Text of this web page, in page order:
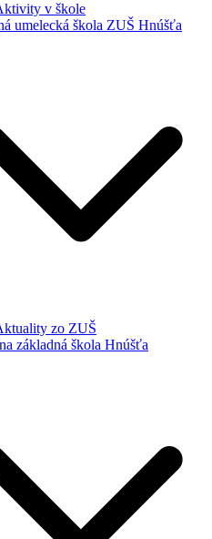
v škole
umelecká škola ZUŠ Hnúšťa
zo ZUŠ
základná škola Hnúšťa